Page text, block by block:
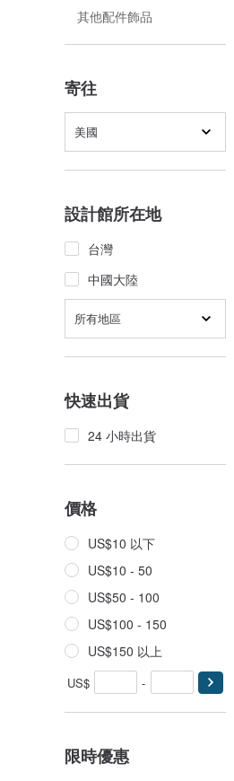
其他配件飾品
寄往
美國
設計館所在地
台灣
中國大陸
所有地區
快速出貨
24 小時出貨
價格
US$10 以下
US$10 - 50
US$50 - 100
US$100 - 150
US$150 以上
US$ -
限時優惠